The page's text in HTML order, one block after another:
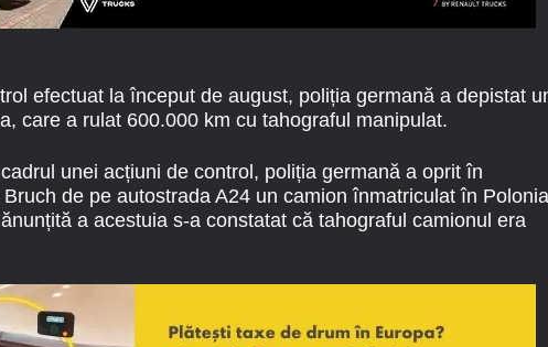
efectuat la început de august, poliția germană a depistat
care a rulat 600.000 km cu tahograful manipulat.
unei acțiuni de control, poliția germană a oprit în
de pe autostrada A24 un camion înmatriculat în
a acestuia s-a constatat că tahograful camionul era